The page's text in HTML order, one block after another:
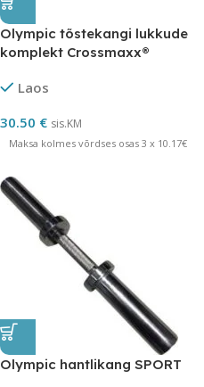
Olympic tõstekangi lukkude
komplekt Crossmaxx®
Laos
30.50 € sis.KM
Maksa kolmes võrdses osas 3 x 10.17€
Olympic hantlikang SPORT